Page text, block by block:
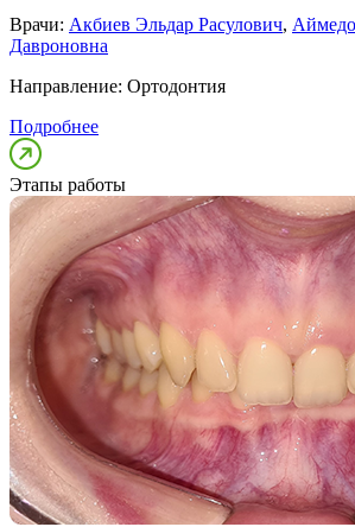
Врачи: Акбиев Эльдар Расулович,
Давроновна
Направление: Ортодонтия
Подробнее
Этапы работы